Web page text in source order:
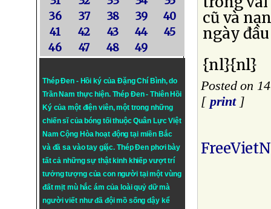
36
37 38 39
40
41
42 43 44
45
46
47 48 49
Thép Đen - Hồi ký của Đặng Chí Bình, do
Trần Nam thực hiện. Thép Đen- Thiên Hồi
Ký của một điện viên, một trong những
chiến sĩ của bóng tối thuộc Quân Lực Việt
Nam Cộng Hòa hoạt động tại miền Bắc
và đã sa vào tay giặc. Thép Đen phơi bày
tất cả những sự thật kinh khiếp vượt trí
tưởng tượng của con người tại một vùng
đất mịt mù hắc ám của loài quỷ dữ mà
người viết như đã đội mồ sống dậy kể
cũ và
ngày
{nl}{nl}
Posted on
[ print]